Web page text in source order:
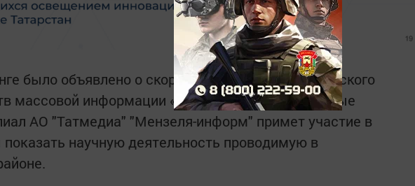
было объявлено о скором запуске Республиканского
массовой информации «Наука Татарстана — новые
АО "Татмедиа" "Мензеля-информ" примет участие в
показать научную деятельность проводимую в